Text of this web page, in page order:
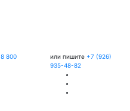
8 800
или пишите +7 (926)
935-48-82